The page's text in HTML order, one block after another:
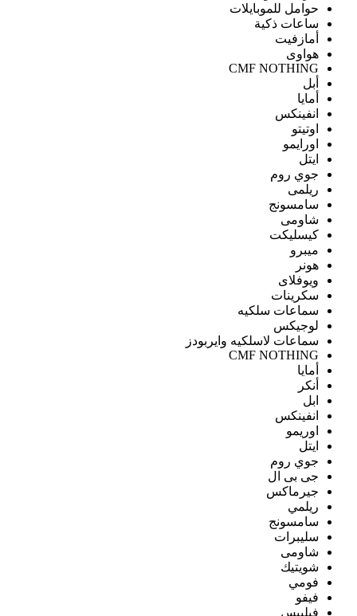
حوامل للموبايلات
ساعات ذكية
أمازفيت
هواوى
CMF NOTHING
أبل
أمايا
انفينكس
اوتيتو
اورايمو
ايتل
جوي روم
ريلمى
سامسونج
شاومى
كيسليكت
ميبرو
هونر
ويوفلاى
سكرينات
سماعات سلكيه
لوجيكس
سماعات لاسلكيه وايربودز
CMF NOTHING
أمايا
أنكر
ابل
انفينكس
اوريمو
ايتل
جوي روم
جى بى ال
جيرماكس
ريلمي
سامسونج
سليبرات
شاومى
شويتيك
فومي
فيفو
فيليبس